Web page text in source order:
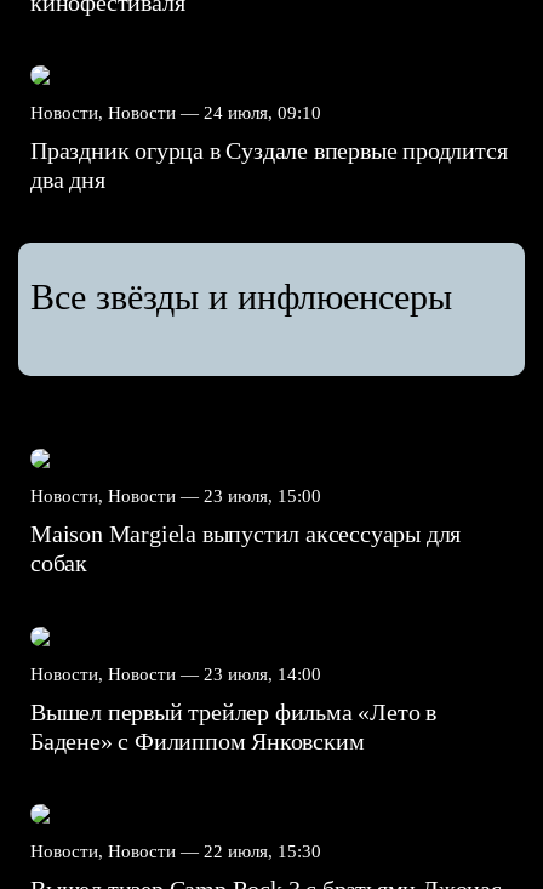
Новости, Новости — 24 июля, 09:10
Праздник огурца в Суздале впервые продлится
два дня
Все звёзды и инфлюенсеры
Новости, Новости — 23 июля, 15:00
Maison Margiela выпустил аксессуары для
собак
Новости, Новости — 23 июля, 14:00
Вышел первый трейлер фильма «Лето в
Бадене» с Филиппом Янковским
Новости, Новости — 22 июля, 15:30